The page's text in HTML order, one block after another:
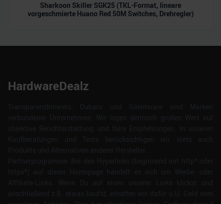
Sharkoon Skiller SGK25 (TKL-Format, lineare
vorgeschmierte Huano Red 50M Switches, Drehregler)
HardwareDealz